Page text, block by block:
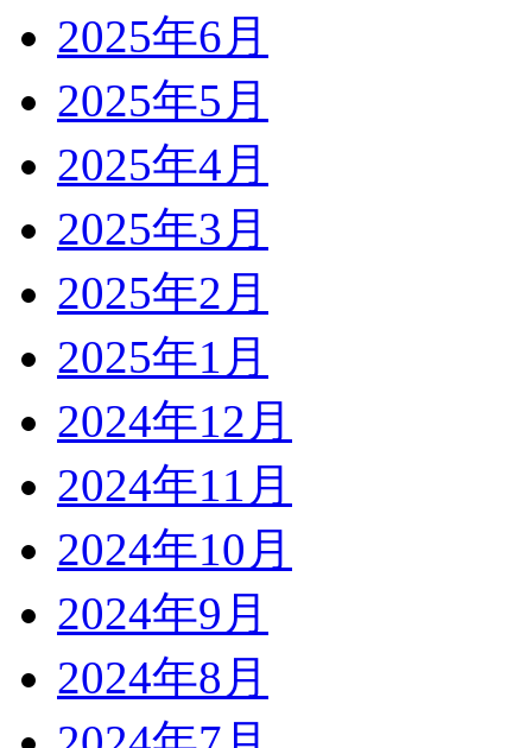
2025年6月
2025年5月
2025年4月
2025年3月
2025年2月
2025年1月
2024年12月
2024年11月
2024年10月
2024年9月
2024年8月